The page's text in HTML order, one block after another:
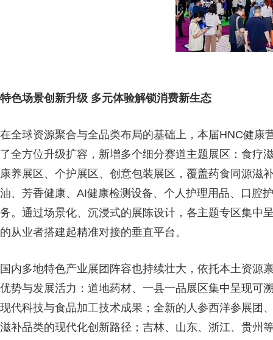
特色场景创新升级 多元体验解锁消费新生态
在全球资源聚合与全品类布局的基础上，本届HNC健康
了全方位升级扩容，新增多个细分赛道主题展区：食疗
康养展区、个护展区、创意包装展区，覆盖药食同源滋
油、芳香健康、AI健康检测设备、个人护理用品、口腔
务。通过场景化、沉浸式的展陈设计，各主题专区集中
的从业者搭建起精准对接的垂直平台。
国内多地特色产业展团阵容也持续壮大，依托本土资源
优势与发展活力：道地药材、一县一品展区集中呈现可
现代科技与食品加工技术成果；全新的人参西洋参展团
滋补品类的现代化创新路径；吉林、山东、浙江、贵州